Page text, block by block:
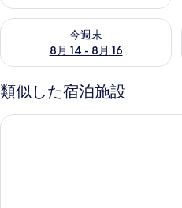
今週末
8月 14 - 8月 16
今週末 8月 14 - 8月 16 の空室状
類似した宿泊施設
三和泉 雅 桜 響